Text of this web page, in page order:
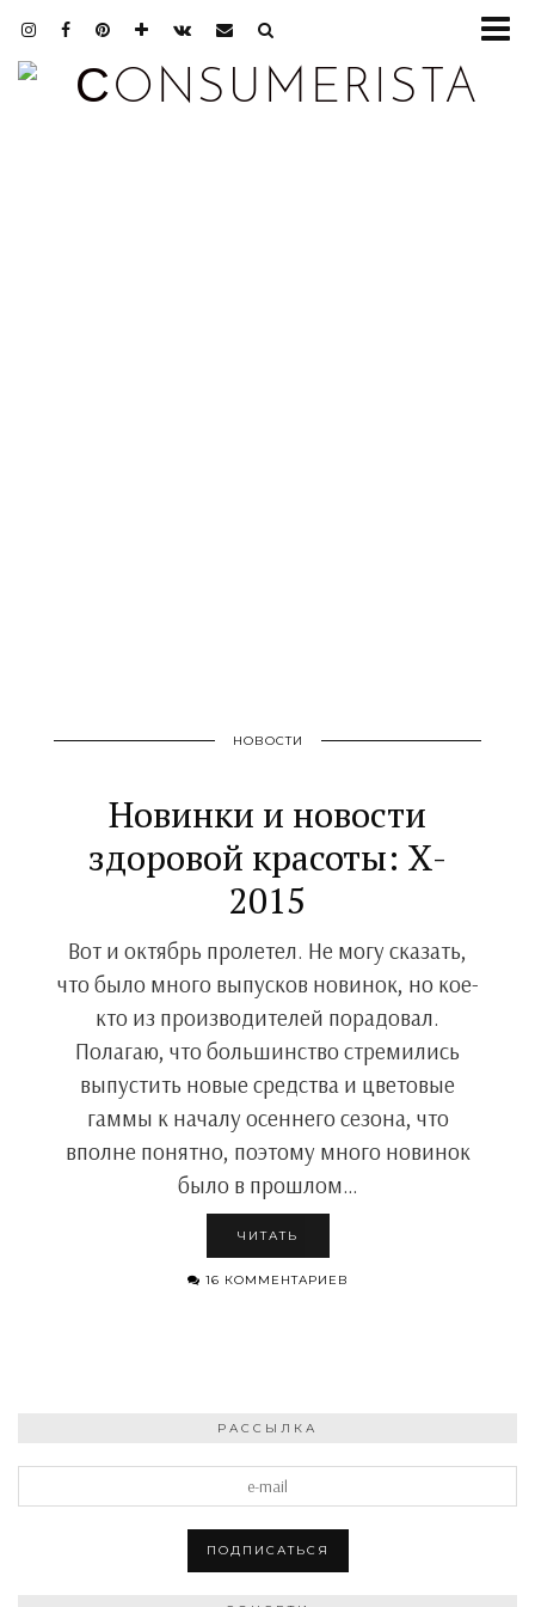
НОВОСТИ
Новинки и новости
здоровой красоты: X-
2015
Вот и октябрь пролетел. Не могу сказать,
что было много выпусков новинок, но кое-
кто из производителей порадовал.
Полагаю, что большинство стремились
выпустить новые средства и цветовые
гаммы к началу осеннего сезона, что
вполне понятно, поэтому много новинок
было в прошлом…
ЧИТАТЬ
16 КОММЕНТАРИЕВ
РАССЫЛКА